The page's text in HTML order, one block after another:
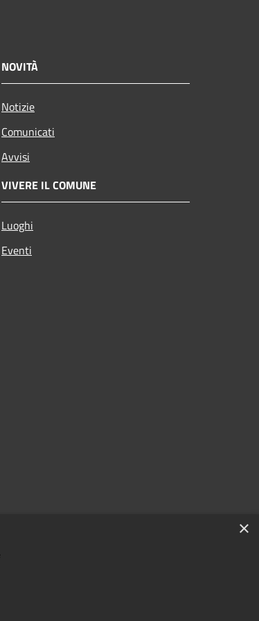
NOVITÀ
Notizie
Comunicati
Avvisi
VIVERE IL COMUNE
Luoghi
Eventi
×